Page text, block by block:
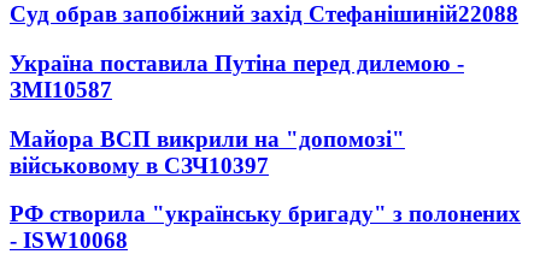
Суд обрав запобіжний захід Стефанішиній22088
Україна поставила Путіна перед дилемою -
ЗМІ10587
Майора ВСП викрили на "допомозі"
військовому в СЗЧ10397
РФ створила "українську бригаду" з полонених
- ISW10068